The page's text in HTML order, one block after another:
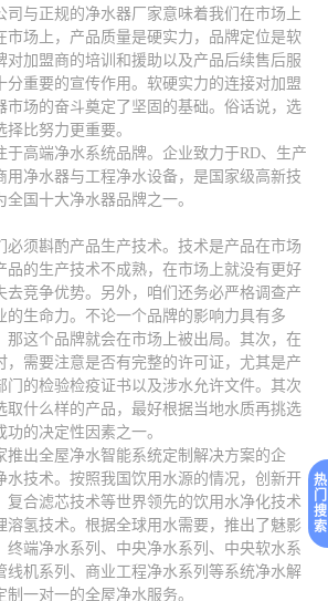
司与正规的净水器厂家意味着我们在市场上
市场上，产品质量是硬实力，品牌定位是软
对加盟商的培训和援助以及产品后续售后服
分重要的宣传作用。软硬实力的连接对加盟
市场的奋斗奠定了坚固的基础。俗话说，选
比努力更重要。
于高端净水系统品牌。企业致力于RD、生产
用净水器与工程净水设备，是国家级高新技
国十大净水器品牌之一。
必须斟酌产品生产技术。技术是产品在市场
品的生产技术不成熟，在市场上就没有更好
去竞争优势。另外，咱们还务必严格调查产
的生命力。不论一个品牌的影响力具有多
那这个品牌就会在市场上被出局。其次，在
，需要注意是否有完整的许可证，尤其是产
门的检验检疫证书以及涉水允许文件。其次
取什么样的产品，最好根据当地水质再挑选
的决定性因素之一。
推出全屋净水智能系统定制解决方案的企
水技术。按照我国饮用水源的情况，创新开
复合滤芯技术等世界领先的饮用水净化技术
溶氢技术。根据全球用水需要，推出了魅影
终端净水系列、中央净水系列、中央软水系
线机系列、商业工程净水系列等系统净水解
一对一的全屋净水服务。
热
门
搜
索